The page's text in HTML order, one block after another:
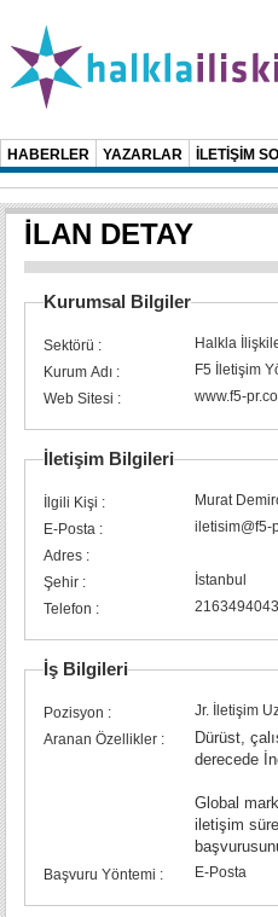
HABERLER YAZARLAR İLETİŞİM
İLAN DETAY
Kurumsal Bilgiler
Sektörü :
Halkla
Kurum Adı :
F5 İletişim
Web Sitesi :
www.f5-
İletişim Bilgileri
İlgili Kişi :
Murat
E-Posta :
iletisim@f5-
Adres :
Şehir :
İstanbul
Telefon :
2163494043
İş Bilgileri
Pozisyon :
Jr. İletişim
Aranan Özellikler :
Dürüst,
derecede
Global
iletişim
Başvuru Yöntemi : E-Posta